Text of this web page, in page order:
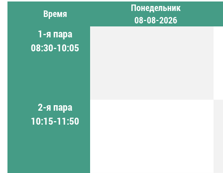
Время
Понедельник
08-08-2026
1-я пара
08:30-10:05
2-я пара
10:15-11:50